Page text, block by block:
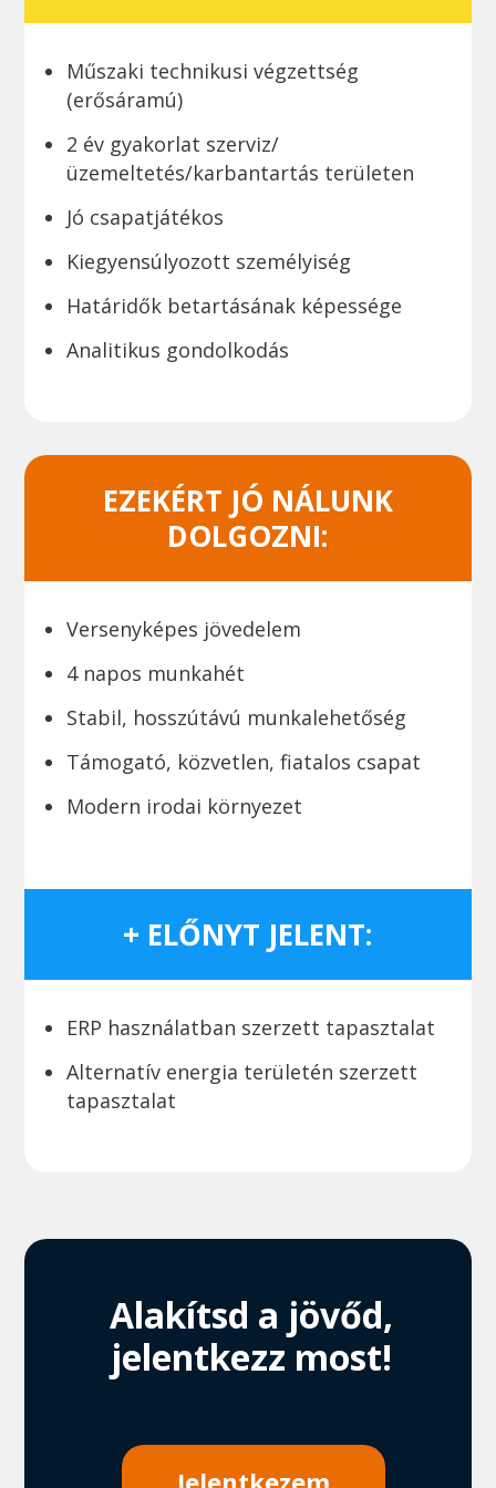
Műszaki technikusi végzettség
(erősáramú)
2 év gyakorlat szerviz/
üzemeltetés/karbantartás területen
Jó csapatjátékos
Kiegyensúlyozott személyiség
Határidők betartásának képessége
Analitikus gondolkodás
EZEKÉRT JÓ NÁLUNK
DOLGOZNI:
Versenyképes jövedelem
4 napos munkahét
Stabil, hosszútávú munkalehetőség
Támogató, közvetlen, fiatalos csapat
Modern irodai környezet
+ ELŐNYT JELENT:
ERP használatban szerzett tapasztalat
Alternatív energia területén szerzett
tapasztalat
Alakítsd a jövőd,
jelentkezz most!